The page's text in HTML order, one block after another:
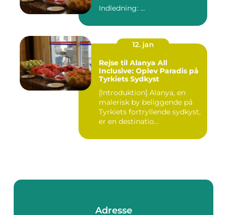
Indledning: ...
12. jan
Rejse til Alanya All
Inclusive: Oplev Paradis på
Tyrkiets Sydkyst
[Introduktion] Alanya, en
malerisk by beliggende på
Tyrkiets fortryllende sydkyst,
er en destinatio...
Adresse